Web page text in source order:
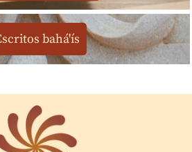
bahá'ís